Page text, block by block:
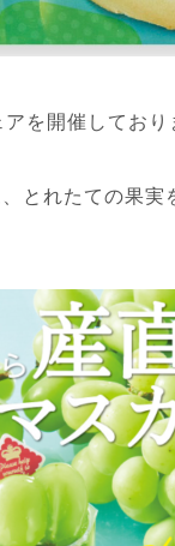
を開催しており
とれたての果